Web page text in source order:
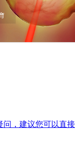
问，建议您可以直接